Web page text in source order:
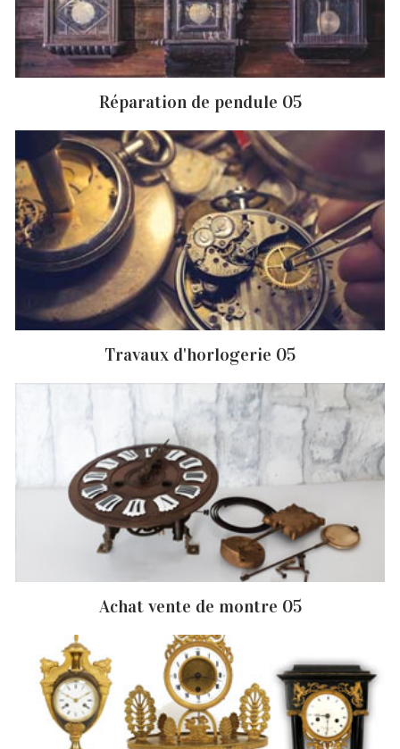
Réparation de pendule 05
Travaux d'horlogerie 05
Achat vente de montre 05